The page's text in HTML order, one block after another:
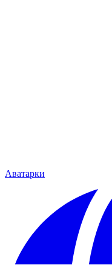
Аватарки